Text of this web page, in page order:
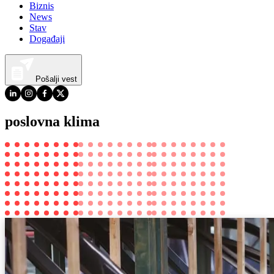
Biznis
News
Stav
Događaji
Pošalji vest
poslovna klima